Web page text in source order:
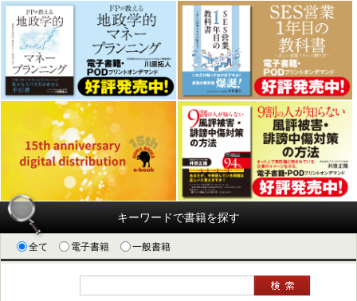
キーワードで書籍を探す
全て 電子書籍 一般書籍